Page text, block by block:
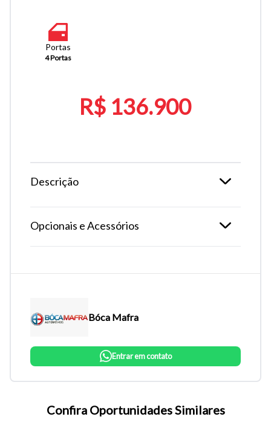
Portas
4 Portas
R$ 136.900
Descrição
Opcionais e Acessórios
Bóca Mafra
Entrar em contato
Confira Oportunidades Similares